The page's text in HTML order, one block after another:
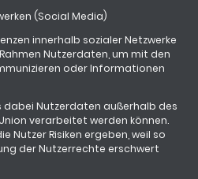
(Social Media)
innerhalb sozialer Netzwerke
Nutzerdaten, um mit den
oder Informationen
dabei Nutzerdaten außerhalb des
verarbeitet werden können.
Nutzer Risiken ergeben, weil so
der Nutzerrechte erschwert